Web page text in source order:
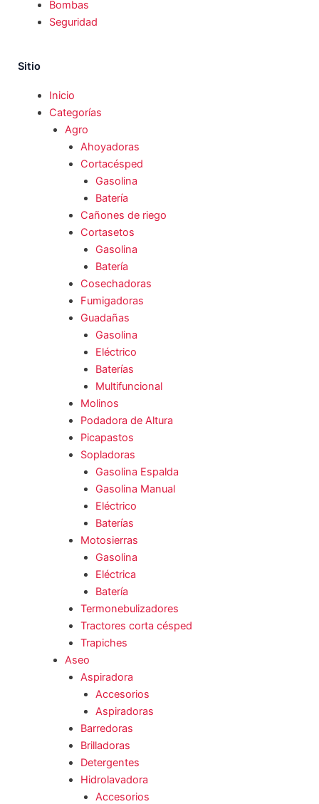
Bombas
Seguridad
Sitio
Inicio
Categorías
Agro
Ahoyadoras
Cortacésped
Gasolina
Batería
Cañones de riego
Cortasetos
Gasolina
Batería
Cosechadoras
Fumigadoras
Guadañas
Gasolina
Eléctrico
Baterías
Multifuncional
Molinos
Podadora de Altura
Picapastos
Sopladoras
Gasolina Espalda
Gasolina Manual
Eléctrico
Baterías
Motosierras
Gasolina
Eléctrica
Batería
Termonebulizadores
Tractores corta césped
Trapiches
Aseo
Aspiradora
Accesorios
Aspiradoras
Barredoras
Brilladoras
Detergentes
Hidrolavadora
Accesorios